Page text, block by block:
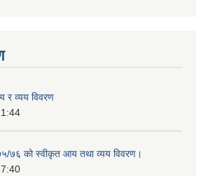
व्यय विवरण
७६ को स्वीकृत आय तथा व्यय विवरण।